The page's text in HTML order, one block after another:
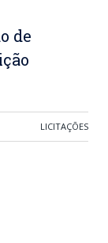
de
LICITAÇÕES